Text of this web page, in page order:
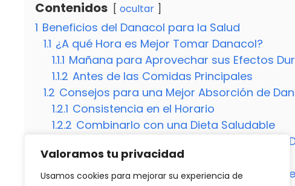
Valoramos tu privacidad
Usamos cookies para mejorar su experiencia de
Contenidos ocultar
1 Beneficios del Danacol para la Salud
1.1 ¿A qué Hora es Mejor Tomar Danacol?
1.1.1 Mañana para Aprovechar sus Efectos
1.1.2 Antes de las Comidas Principales
1.2 Consejos para una Mejor Absorción de
1.2.1 Consistencia en el Horario
1.2.2 Combinarlo con una Dieta Saludable
¿Hay Algún Momento del Día en el que No
2.1 ¿Puedo Tomar Danacol durante la Noche?
2.2 ¿Cuánto Tiempo Debo Esperar para Ver